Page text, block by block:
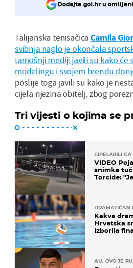
Dodajte gol.hr u
Talijanska tenisačicaCamila
svibnja naglo je okončala
tamošnji mediji javili su kako će
modelingu i svojem brendu
poslije toga javili su kako je
cijela njezina obitelj, zbog
Tri vijesti o kojima se
CIPELARILI
VIDEO
snimka
Torcide:
DRAMATIČAN
Kakva
Hrvatska
izborila
AU, OVO JE